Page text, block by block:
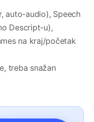
auto-audio), Speech
Descript-u),
na kraj/početak
treba snažan